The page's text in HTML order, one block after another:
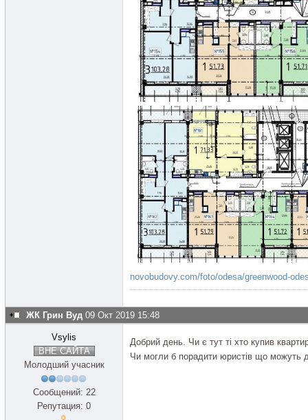
novobudovy.com/foto/odesa/greenwood-
ЖК Грин Вуд 09 Окт 2019 15:48
Vsylis
ВНЕ САЙТА
Молодший учасник
Сообщений: 22
Репутация: 0
Добрий день. Чи є тут ті хто купив
Чи могли б порадити юристів що можуть